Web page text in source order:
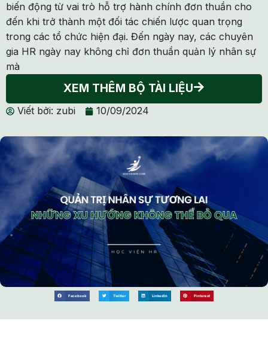
biến động từ vai trò hỗ trợ hành chính đơn thuần cho
đến khi trở thành một đối tác chiến lược quan trọng
trong các tổ chức hiện đại. Đến ngày nay, các chuyên
gia HR ngày nay không chỉ đơn thuần quản lý nhân sự
mà
XEM THÊM BỘ TÀI LIỆU
Viết bởi: zubi 10/09/2024
Facebook Twitter LinkedIn Pinterest